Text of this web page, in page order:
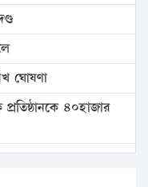
ঘোষণা
৪০হাজার